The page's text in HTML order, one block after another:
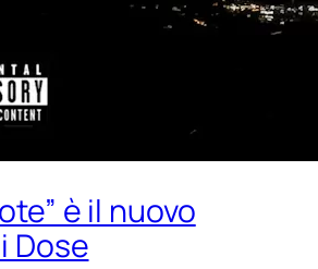
è il nuovo
Dose